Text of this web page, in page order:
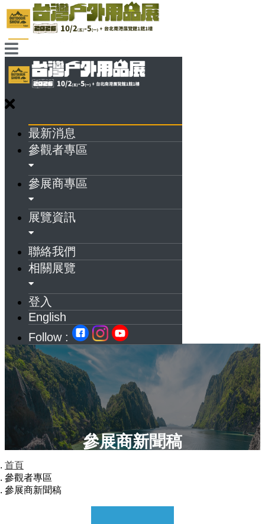
最新消息
參觀者專區
參展商專區
展覽資訊
聯絡我們
相關展覽
登入
English
Follow :
參展商新聞稿
首頁
參觀者專區
參展商新聞稿